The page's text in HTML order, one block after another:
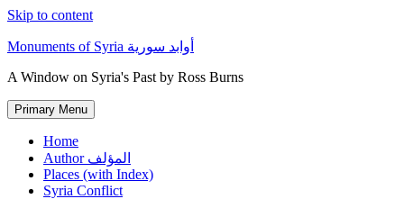
Skip to content
Monuments of Syria أوابد سورية
A Window on Syria's Past by Ross Burns
Primary Menu
Home
Author المؤلف
Places (with Index)
Syria Conflict